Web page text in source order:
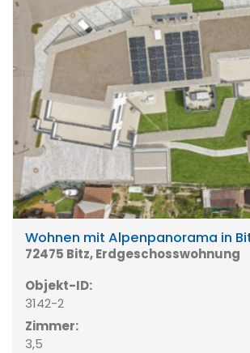
Wohnen mit Alpenpanorama in
72475 Bitz, Erdgeschosswohnung
Objekt-ID:
3142-2
Zimmer:
3,5